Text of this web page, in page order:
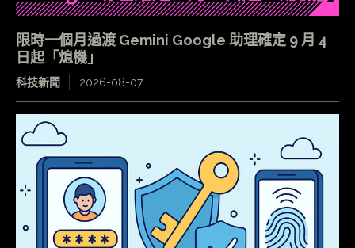
限時一個月過渡 Gemini Google 助理確定 9 月 4
日起「熄機」
科技新聞 2026-08-07